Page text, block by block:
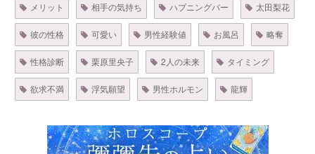
メリット 相手の気持ち ハプニングバー 太田梨花
彼の性格 可愛い 男性経験値 お風呂 略奪
性格診断 栗原里央子 2人の未来 タイミング
欲求不満 浮気願望 男性ホルモン 龍輝